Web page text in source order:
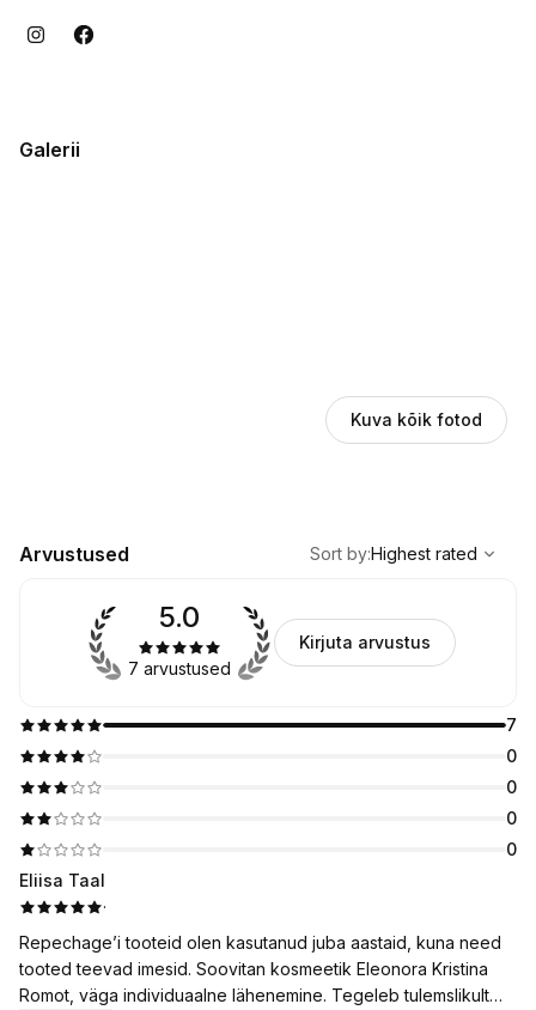
Galerii
Kuva kõik fotod
Arvustused
Highest rated
Sort by:Highest rated
7
0
0
0
0
5.0
7 arvustused
Kirjuta arvustus
Eliisa Taal
·
Repechage’i tooteid olen kasutanud juba aastaid, kuna need
tooted teevad imesid. Soovitan kosmeetik Eleonora Kristina
Romot, väga individuaalne lähenemine. Tegeleb tulemslikult